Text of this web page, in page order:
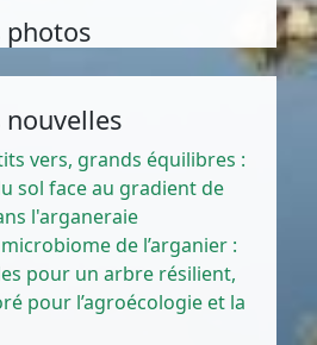
photos
parvifolia Lowe
vers, grands équilibres :
sol face au gradient de
l'arganeraie
de l’arganier :
pour un arbre résilient,
pour l’agroécologie et la